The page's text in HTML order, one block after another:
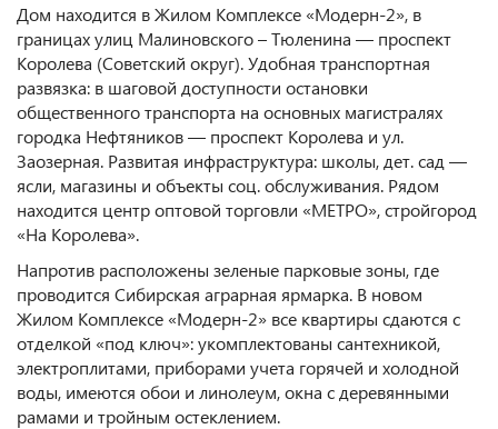
Дом находится в Жилом Комплексе «Модерн-2», в
границах улиц Малиновского – Тюленина — проспект
Королева (Советский округ). Удобная транспортная
развязка: в шаговой доступности остановки
общественного транспорта на основных магистралях
городка Нефтяников — проспект Королева и ул.
Заозерная. Развитая инфраструктура: школы, дет. сад —
ясли, магазины и объекты соц. обслуживания. Рядом
находится центр оптовой торговли «МЕТРО», стройгород
«На Королева».
Напротив расположены зеленые парковые зоны, где
проводится Сибирская аграрная ярмарка. В новом
Жилом Комплексе «Модерн-2» все квартиры сдаются с
отделкой «под ключ»: укомплектованы сантехникой,
электроплитами, приборами учета горячей и холодной
воды, имеются обои и линолеум, окна с деревянными
рамами и тройным остеклением.